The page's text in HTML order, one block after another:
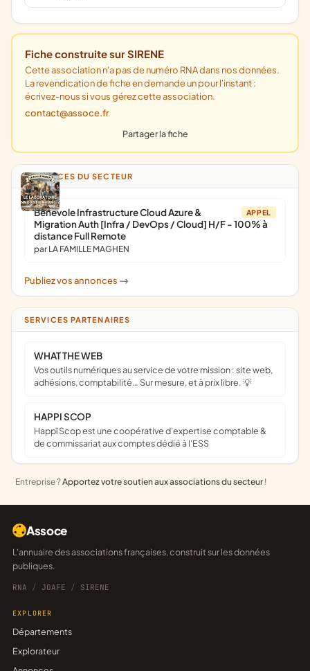
Fiche construite sur SIRENE
Cette association n'a pas de numéro RNA dans nos données.
La revendication de fiche en demande un pour l'instant :
écrivez-nous si vous gérez cette association.
contact@assoce.fr
Partager la fiche
ANNONCES DU SECTEUR
APPEL
Bénévole Infrastructure Cloud Azure &
Migration Auth [Infra / DevOps / Cloud] H/F - 100% à
distance Full Remote
par LA FAMILLE MAGHEN
Publiez vos annonces ->
SERVICES PARTENAIRES
WHAT THE WEB
Vos outils numériques au service de votre mission : site web,
adhésions, comptabilité… Sur mesure, et à prix libre. 💡
HAPPI SCOP
Happï Scop est une coopérative d’expertise comptable &
de commissariat aux comptes dédié à l'ESS
Entreprise ?Apportez votre soutien aux associations du secteur !
Assoce
L'annuaire des associations françaises, construit sur les données
publiques.
RNA / JOAFE / SIRENE
EXPLORER
Départements
Explorateur